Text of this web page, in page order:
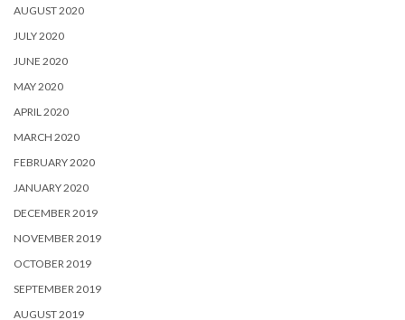
AUGUST 2020
JULY 2020
JUNE 2020
MAY 2020
APRIL 2020
MARCH 2020
FEBRUARY 2020
JANUARY 2020
DECEMBER 2019
NOVEMBER 2019
OCTOBER 2019
SEPTEMBER 2019
AUGUST 2019